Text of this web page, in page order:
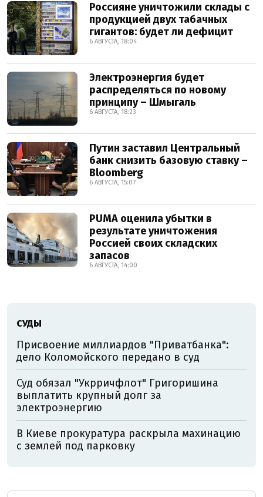
Россияне уничтожили склады с
продукцией двух табачных
гигантов: будет ли дефицит
6 АВГУСТА, 18:04
Электроэнергия будет
распределяться по новому
принципу – Шмыгаль
6 АВГУСТА, 18:23
Путин заставил Центральный
банк снизить базовую ставку –
Bloomberg
6 АВГУСТА, 15:07
PUMA оценила убытки в
результате уничтожения
Россией своих складских
запасов
6 АВГУСТА, 14:00
СУДЫ
Присвоение миллиардов "Приватбанка":
дело Коломойского передано в суд
Суд обязал "Укрричфлот" Григоришина
выплатить крупный долг за
электроэнергию
В Киеве прокуратура раскрыла махинацию
с землей под парковку